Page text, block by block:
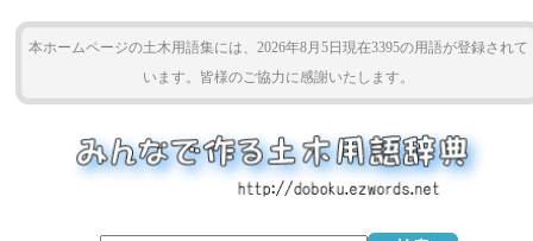
本ホームページの土木用語集には、2026年8月5日現在3395の用語が登録されて
います。皆様のご協力に感謝いたします。